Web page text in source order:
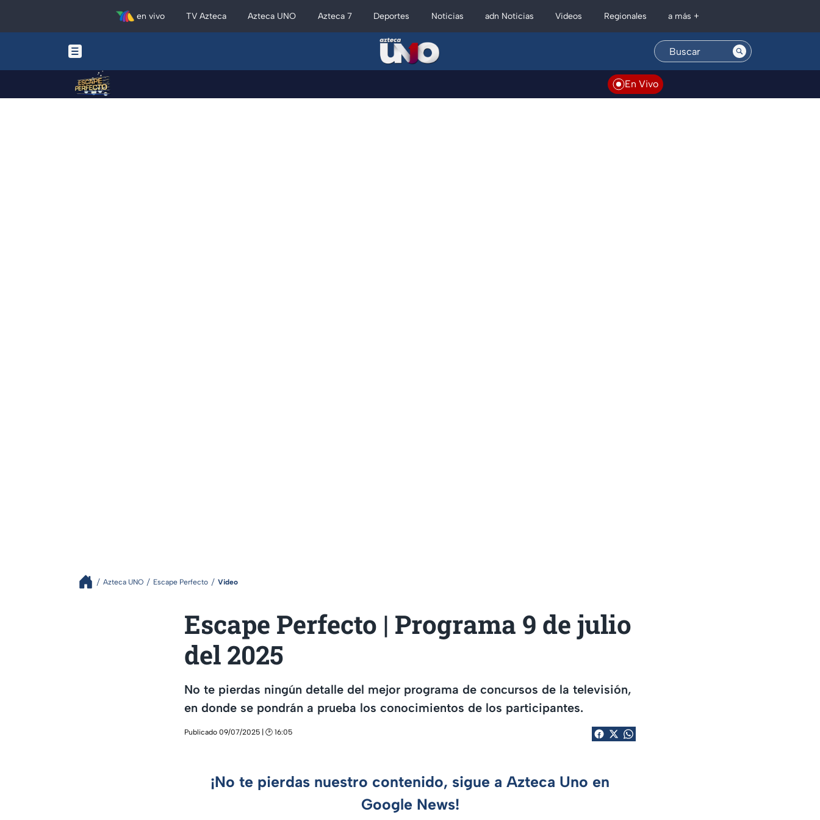
en vivo TV Azteca Azteca UNO Azteca 7 Deportes Noticias adn Noticias Videos Regionales a más +
En Vivo
Azteca UNO Escape Perfecto Video
Escape Perfecto | Programa 9 de julio
del 2025
No te pierdas ningún detalle del mejor programa de concursos de la televisión,
en donde se pondrán a prueba los conocimientos de los participantes.
Publicado 09/07/2025 | 🕑 16:05
¡No te pierdas nuestro contenido, sigue a Azteca Uno en
Google News!